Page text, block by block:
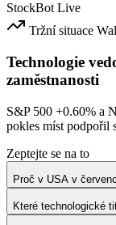
StockBot Live
Tržní situace
Technologie
zaměstnanosti
S&P 500 +0.60% a
pokles míst podpořil
Zeptejte se na to
Proč v USA v
Které technologické